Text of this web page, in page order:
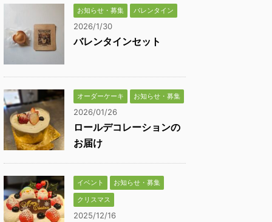
お知らせ・募集 バレンタイン
2026/1/30
バレンタインセット
オーダーケーキ お知らせ・募集
2026/01/26
ロールデコレーションの
お届け
イベント
お知らせ・募集
クリスマス
2025/12/16